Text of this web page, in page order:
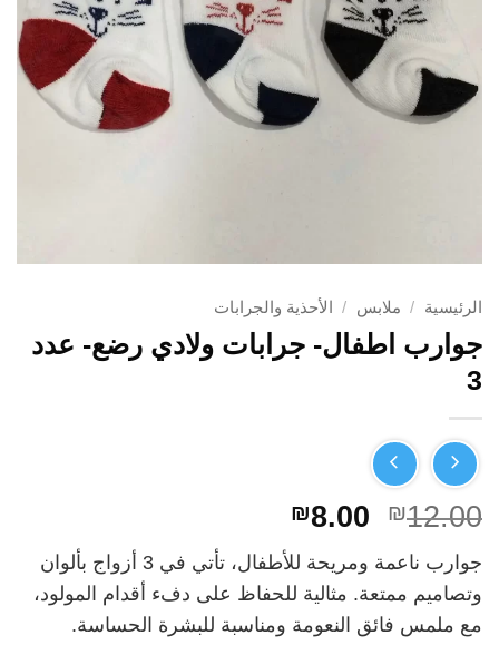
الرئيسية / ملابس / الأحذية والجرابات
جوارب اطفال- جرابات ولادي رضع- عدد
3
₪12.00
السعر
الأصلي
هو:
₪12.00.
₪8.00 السعر
الحالي
هو:
₪8.00.
جوارب ناعمة ومريحة للأطفال، تأتي في 3 أزواج بألوان
وتصاميم ممتعة. مثالية للحفاظ على دفء أقدام المولود،
مع ملمس فائق النعومة ومناسبة للبشرة الحساسة.